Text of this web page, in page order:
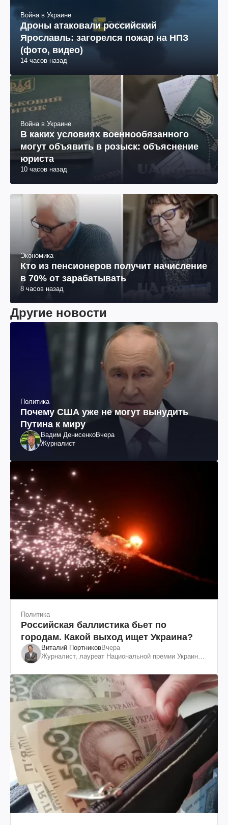
Война в Украине
Дроны атаковали российский
Ярославль: загорелся пожар на НПЗ
(фото, видео)
14 часов назад
Война в Украине
В каких условиях военнообязанного
могут объявить в розыск: объяснение
юриста
10 часов назад
Экономика
Кто из пенсионеров получит начисление
в 70% от зарабатывать
8 часов назад
Другие новости
Политика
Почему США уже не могут вынудить
Путина к миру
Вадим ДенисенкоВчера
Журналист
Политика
Российская баллистика бьет по
городам. Какой выход ищет Украина?
Виталий ПортниковВчера
Журналист, лауреат Национальной премии Украины